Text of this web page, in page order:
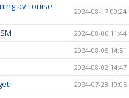
av Louise
2024-08-17 09:24
2024-08-06 11:44
2024-08-05 14:51
2024-08-02 14:47
2024-07-28 19:05